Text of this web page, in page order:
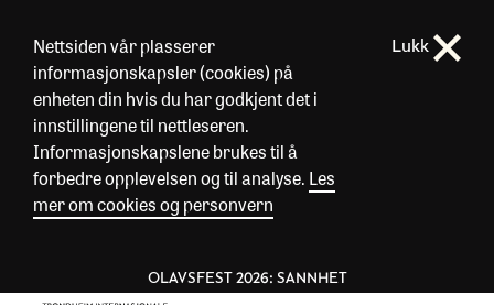
Nettsiden vår plasserer
informasjonskapsler (cookies) på
enheten din hvis du har godkjent det i
innstillingene til nettleseren.
Informasjonskapslene brukes til å
forbedre opplevelsen og til analyse. Les
mer om cookies og personvern
Lukk
OLAVSFEST 2026: SANNHET